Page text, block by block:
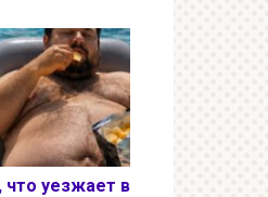
уезжает в